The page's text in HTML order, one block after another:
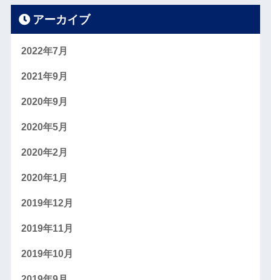
アーカイブ
2022年7月
2021年9月
2020年9月
2020年5月
2020年2月
2020年1月
2019年12月
2019年11月
2019年10月